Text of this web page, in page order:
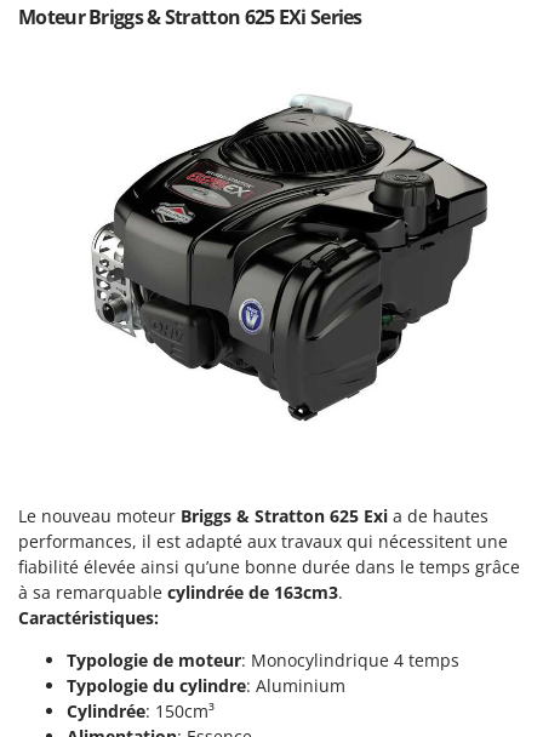
Nettoyeurs haute pression
Peignes vibreurs et Secoueurs à olives
Pelles rétros pour tracteur
Perches Élagueuses
Pétrins à Spirale
Piscines
Planteuses de pommes de terre pour tracteur
Plateaux de coupe pour tracteur
Pompes d'irrigation à tracteur
Postes à souder
Poussoirs à saucisse
Pressoirs à fruits
Pressoirs à Raisin
Fiorentini
Fontana Forni
Forest Master
Francini
G3 Ferrari
Gardena
Ginko - MGM
Gipeco
Girmi
GRAEF
Gre
GreenBay
Greenworks
Moteur Briggs & Stratton 625 EXi Series
Le nouveau moteur Briggs & Stratton 625 Exi a de hautes
performances, il est adapté aux travaux qui nécessitent une
fiabilité élevée ainsi qu’une bonne durée dans le temps grâce
à sa remarquable cylindrée de 163cm3.
Caractéristiques:
Typologie de moteur: Monocylindrique 4 temps
Typologie du cylindre: Aluminium
Cylindrée: 150cm³